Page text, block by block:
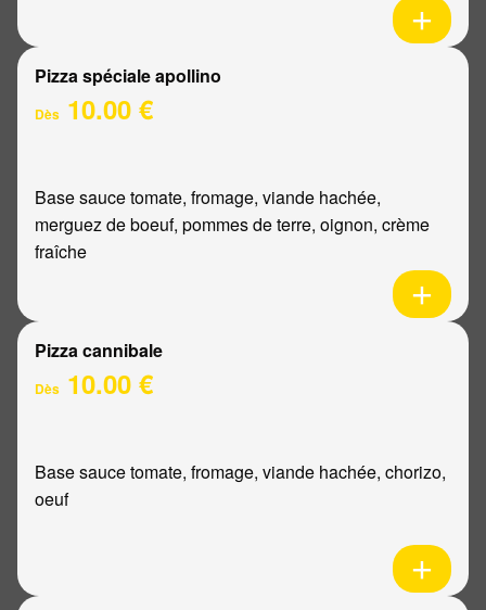
Pizza spéciale apollino
Dès 10.00 €
Base sauce tomate, fromage, viande hachée,
merguez de boeuf, pommes de terre, oignon, crème
fraîche
Pizza cannibale
Dès 10.00 €
Base sauce tomate, fromage, viande hachée, chorizo,
oeuf